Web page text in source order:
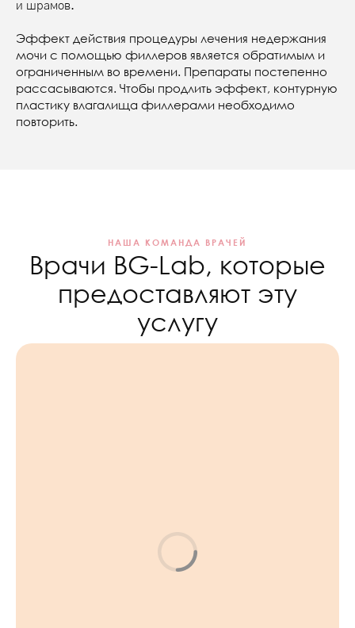
и шрамов.
Эффект действия процедуры лечения недержания
мочи с помощью филлеров является обратимым и
ограниченным во времени. Препараты постепенно
рассасываются. Чтобы продлить эффект, контурную
пластику влагалища филлерами необходимо
повторить.
НАША КОМАНДА ВРАЧЕЙ
Врачи BG-Lab, которые
предоставляют эту
услугу